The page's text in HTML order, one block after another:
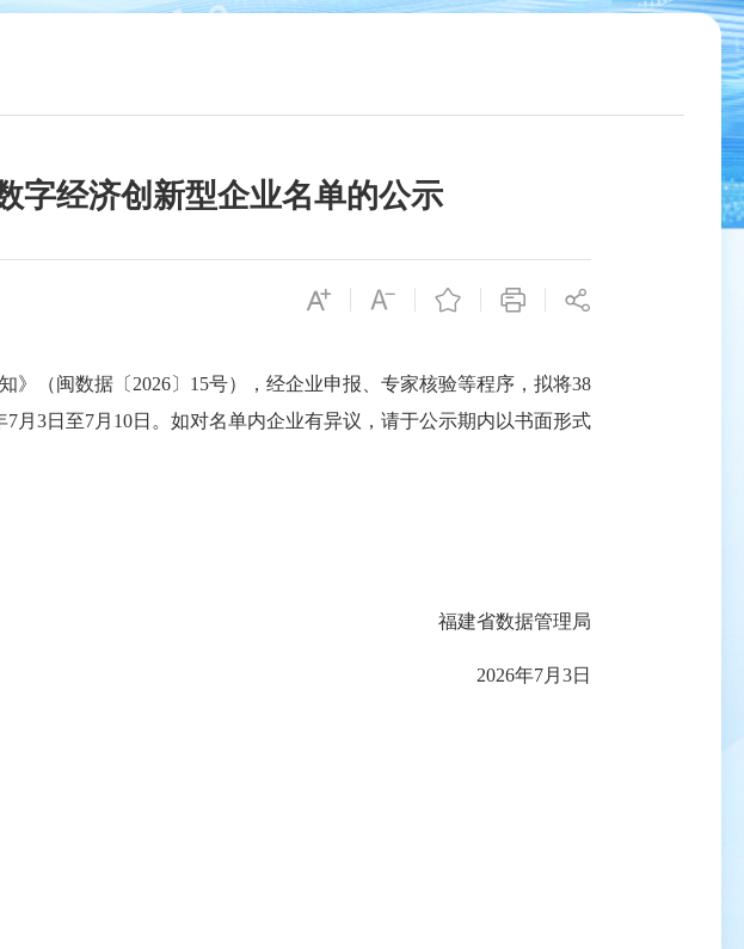
字经济创新型企业名单的公示
（闽数据〔2026〕15号），经企业申报、专家核验等程序，拟将38
月3日至7月10日。如对名单内企业有异议，请于公示期内以书面形式
福建省数据管理局
2026年7月3日